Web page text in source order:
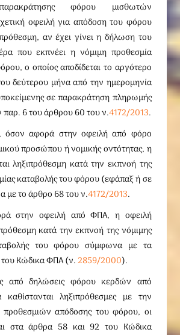
φόρου μισθωτών
οφειλή για απόδοση του φόρου
αν έχει γίνει η δήλωση του
που εκπνέει η νόμιμη προθεσμία
ο οποίος αποδίδεται το αργότερο
δεύτερου μήνα από την ημερομηνία
σε παρακράτηση πληρωμής
6 του άρθρου 60 του ν.4172/2013.
όσον αφορά στην οφειλή από φόρο
προσώπου ή νομικής οντότητας, η
ληξιπρόθεσμη κατά την εκπνοή της
καταβολής του φόρου (εφάπαξ ή σε
με το άρθρο 68 του ν.4172/2013.
στην οφειλή από ΦΠΑ, η οφειλή
κατά την εκπνοή της νόμιμης
του φόρου σύμφωνα με τα
του Κώδικα ΦΠΑ (ν.2859/2000).
από δηλώσεις φόρου κερδών από
καθίστανται ληξιπρόθεσμες με την
απόδοσης του φόρου, οι
στα άρθρα 58 και 92 του Κώδικα